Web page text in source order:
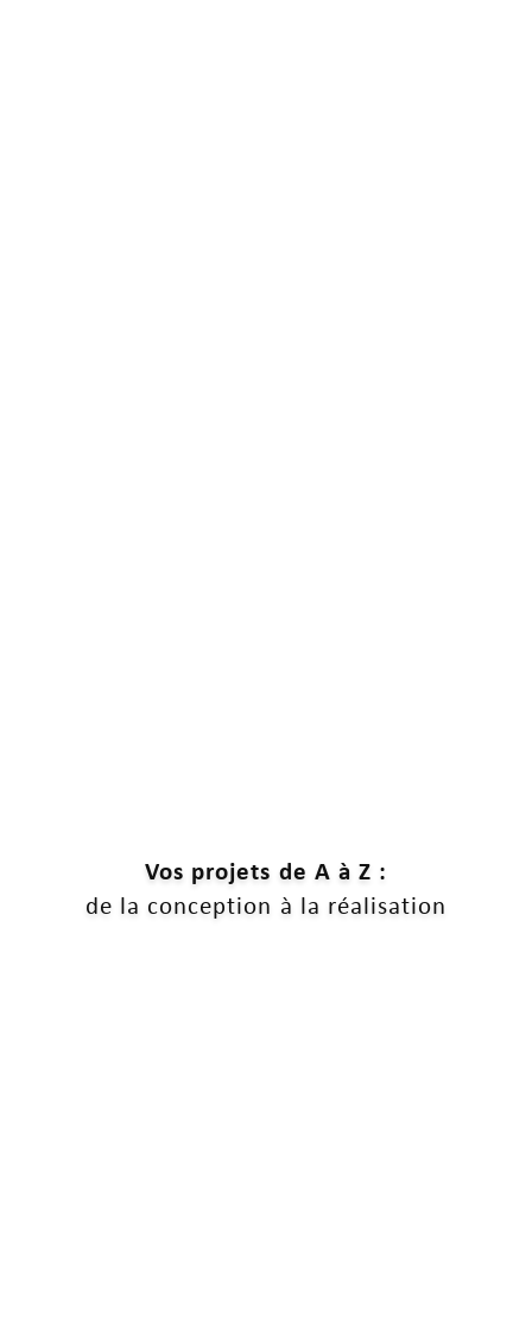
Vos projets de A à Z :
de la conception à la réalisation